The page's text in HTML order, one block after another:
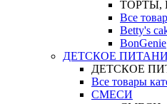
ТОРТЫ,
Все
Betty's
BonGenie
ДЕТСКОЕ
ДЕТСКОЕ
Все товары
СМЕСИ